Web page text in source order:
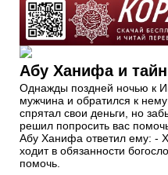
Абу Ханифа и
Однажды поздней ночью к
мужчина и обратился к
спрятал свои деньги, но
решил попросить вас
Абу Ханифа ответил ему: -
ходит в обязанности
помочь.